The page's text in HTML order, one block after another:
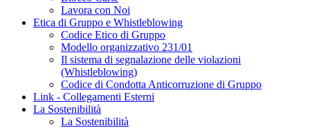
Lavora con Noi
Etica di Gruppo e Whistleblowing
Codice Etico di Gruppo
Modello organizzativo 231/01
Il sistema di segnalazione delle violazioni
(Whistleblowing)
Codice di Condotta Anticorruzione di Gruppo
Link - Collegamenti Esterni
La Sostenibilità
La Sostenibilità